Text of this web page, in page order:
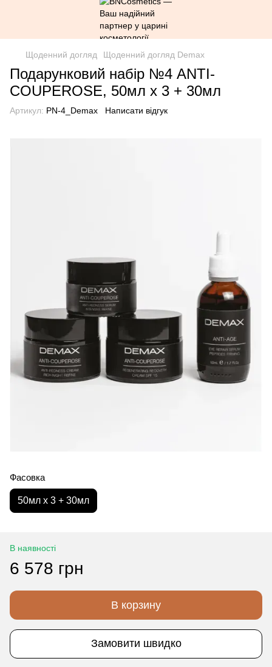
Щоденний догляд Щоденний догляд Demax
Подарунковий набір №4 ANTI-
COUPEROSE, 50мл х 3 + 30мл
Артикул: PN-4_Demax Написати відгук
Фасовка
50мл х 3 + 30мл
В наявності
6 578 грн
В корзину
Замовити швидко